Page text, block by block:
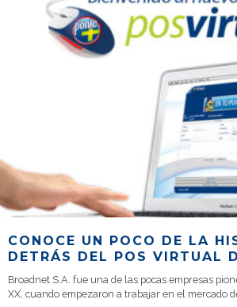
CONOCE UN POCO DE LA
DETRÁS DEL POS VIRTUAL
Broadnet S.A. fue una de las pocas empresas
XX, cuando empezaron a trabajar en el mercado